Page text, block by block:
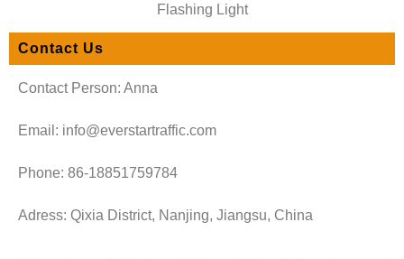
Flashing Light
Contact Us
Contact Person: Anna
Email: info@everstartraffic.com
Phone: 86-18851759784
Adress: Qixia District, Nanjing, Jiangsu, China